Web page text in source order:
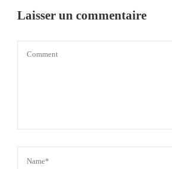
Laisser un commentaire